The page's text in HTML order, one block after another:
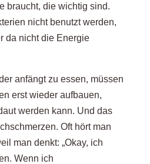
braucht, die wichtig sind.
nicht benutzt werden,
da nicht die Energie
anfängt zu essen, müssen
erst wieder aufbauen,
werden kann. Und das
Oft hört man
man denkt: „Okay, ich
Wenn ich